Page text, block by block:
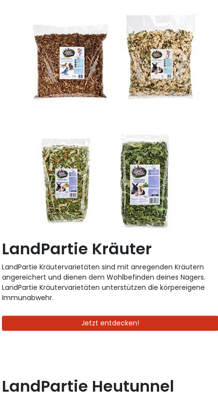
LandPartie Kräuter
LandPartie Kräutervarietäten sind mit anregenden Kräutern
angereichert und dienen dem Wohlbefinden deines Nagers.
LandPartie Kräutervarietäten unterstützen die körpereigene
Immunabwehr.
Jetzt entdecken!
LandPartie Heutunnel